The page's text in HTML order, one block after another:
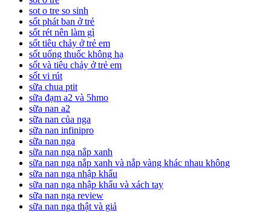
sot o tre so sinh
sốt phát ban ở trẻ
sốt rét nên làm gì
sốt tiêu chảy ở trẻ em
sốt uống thuốc không hạ
sốt và tiêu chảy ở trẻ em
sốt vi rút
sữa chua ptit
sữa đạm a2 và 5hmo
sữa nan a2
sữa nan của nga
sữa nan infinipro
sữa nan nga
sữa nan nga nắp xanh
sữa nan nga nắp xanh và nắp vàng khác nhau không
sữa nan nga nhập khẩu
sữa nan nga nhập khẩu và xách tay
sữa nan nga review
sữa nan nga thật và giả